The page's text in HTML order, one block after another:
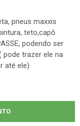
pneus maxxis
teto,capô
podendo ser
pode trazer ele na
até ele)